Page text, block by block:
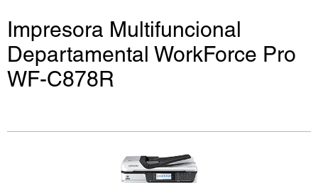
Impresora Multifuncional
Departamental WorkForce Pro
WF-C878R